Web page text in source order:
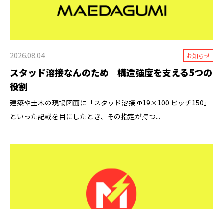
2026.08.04 お知らせ
スタッド溶接なんのため｜構造強度を支える5つの
役割
建築や土木の現場図面に「スタッド溶接 Φ19×100 ピッチ150」
といった記載を目にしたとき、その指定が持つ...